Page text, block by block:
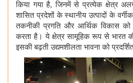
किया गया है, जिनमें से प्रत्येक क्षेत्र
शासित प्रदेशों के स्थानीय उत्पादों के
तकनीकी प्रगति और आर्थिक विकास को
करता है। ये क्षेत्र सामूहिक रूप से भारत
इसकी बढ़ती उद्यमशीलता भावना को